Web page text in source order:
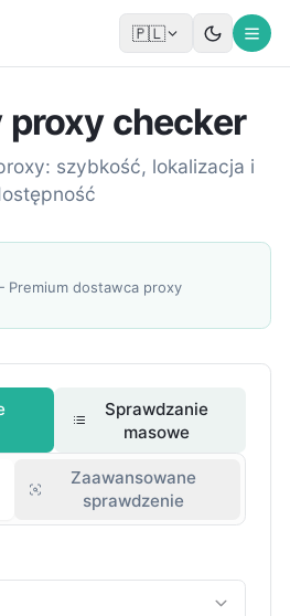
🇵🇱
checker
szybkość, lokalizacja i
Premium dostawca proxy
Sprawdzanie
masowe
Zaawansowane
sprawdzenie